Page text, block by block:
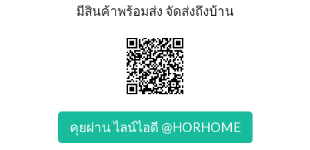
มีสินค้าพร้อมส่ง จัดส่งถึงบ้าน
คุยผ่าน ไลน์ไอดี @HORHOME